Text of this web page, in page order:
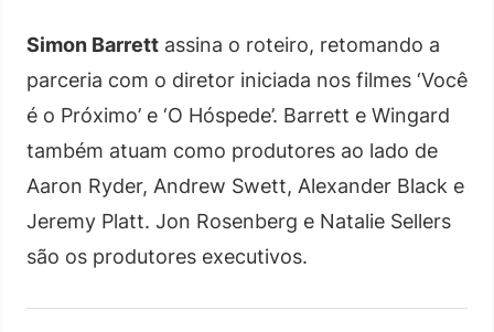
Simon Barrett assina o roteiro, retomando a
parceria com o diretor iniciada nos filmes ‘Você
é o Próximo’ e ‘O Hóspede’. Barrett e Wingard
também atuam como produtores ao lado de
Aaron Ryder, Andrew Swett, Alexander Black e
Jeremy Platt. Jon Rosenberg e Natalie Sellers
são os produtores executivos.